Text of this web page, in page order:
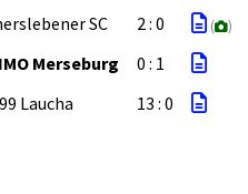
SC 2 : 0 ( )
Merseburg 0 : 1
Laucha 13 : 0